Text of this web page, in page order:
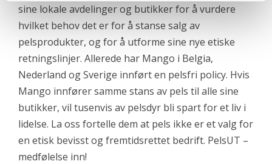
sine lokale avdelinger og butikker for å vurdere
hvilket behov det er for å stanse salg av
pelsprodukter, og for å utforme sine nye etiske
retningslinjer. Allerede har Mango i Belgia,
Nederland og Sverige innført en pelsfri policy. Hvis
Mango innfører samme stans av pels til alle sine
butikker, vil tusenvis av pelsdyr bli spart for et liv i
lidelse. La oss fortelle dem at pels ikke er et valg for
en etisk bevisst og fremtidsrettet bedrift. PelsUT –
medfølelse inn!